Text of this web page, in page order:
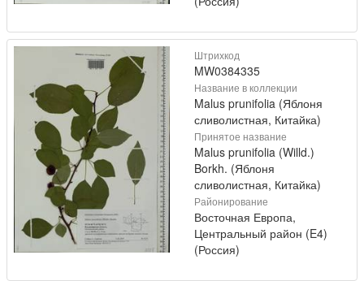
Штрихкод
MW0384335
Название в коллекции
Malus prunifolia (Яблоня
сливолистная, Китайка)
Принятое название
Malus prunifolia (Willd.)
Borkh. (Яблоня
сливолистная, Китайка)
Районирование
Восточная Европа,
Центральный район (E4)
(Россия)